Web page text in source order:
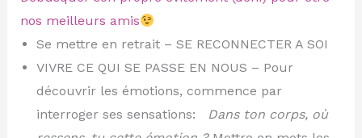
nos meilleurs amis
Se mettre en retrait – SE RECONNECTER A SOI
VIVRE CE QUI SE PASSE EN NOUS – Pour
découvrir les émotions, commence par
interroger ses sensations:
Dans ton corps, où